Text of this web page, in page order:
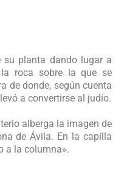
su planta dando lugar a
roca sobre la que se
de donde, según cuenta
a convertirse al judío.
alberga la imagen de
de Ávila. En la capilla
a la columna».